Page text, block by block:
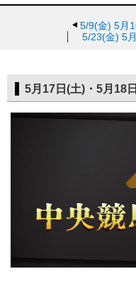
5/9(金) 5月
5/23(金) 5
5月17日(土)・5月18